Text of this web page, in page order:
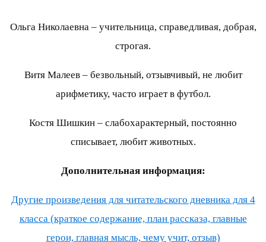
Ольга Николаевна – учительница, справедливая, добрая,
строгая.
Витя Малеев – безвольный, отзывчивый, не любит
арифметику, часто играет в футбол.
Костя Шишкин – слабохарактерный, постоянно
списывает, любит животных.
Дополнительная информация:
Другие произведения для читательского дневника для 4
класса (краткое содержание, план рассказа, главные
герои, главная мысль, чему учит, отзыв)